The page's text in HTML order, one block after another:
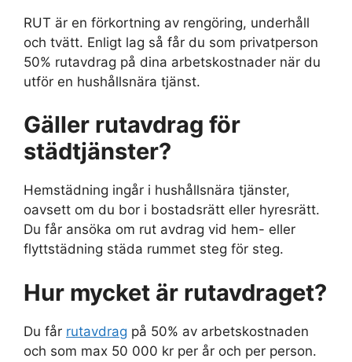
RUT är en förkortning av rengöring, underhåll
och tvätt. Enligt lag så får du som privatperson
50% rutavdrag på dina arbetskostnader när du
utför en hushållsnära tjänst.
Gäller rutavdrag för
städtjänster?
Hemstädning ingår i hushållsnära tjänster,
oavsett om du bor i bostadsrätt eller hyresrätt.
Du får ansöka om rut avdrag vid hem- eller
flyttstädning städa rummet steg för steg.
Hur mycket är rutavdraget?
Du får rutavdrag på 50% av arbetskostnaden
och som max 50 000 kr per år och per person.